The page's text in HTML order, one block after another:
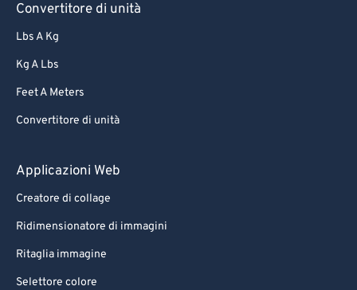
Convertitore di unità
Lbs A Kg
Kg A Lbs
Feet A Meters
Convertitore di unità
Applicazioni Web
Creatore di collage
Ridimensionatore di immagini
Ritaglia immagine
Selettore colore